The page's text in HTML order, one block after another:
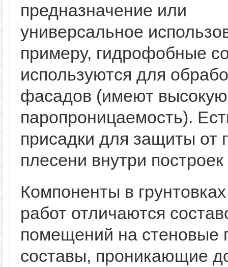
предназначение или
универсальное
примеру, гидрофобные
используются для
фасадов (имеют высокую
паропроницаемость).
присадки для защиты от
плесени внутри
Компоненты в
работ отличаются
помещений на стеновые
составы, проникающие